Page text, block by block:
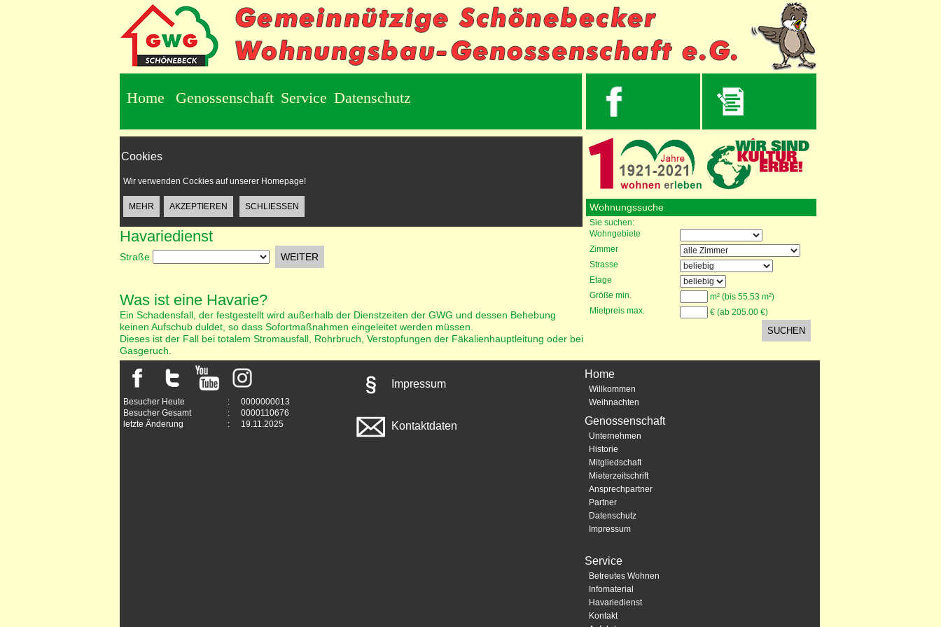
Home Genossenschaft Service Datenschutz
Cookies
Wir verwenden Cockies auf unserer Homepage!
Havariedienst
Straße
Was ist eine Havarie?
Ein Schadensfall, der festgestellt wird außerhalb der Dienstzeiten der GWG und dessen Behebung
keinen Aufschub duldet, so dass Sofortmaßnahmen eingeleitet werden müssen.
Dieses ist der Fall bei totalem Stromausfall, Rohrbruch, Verstopfungen der Fäkalienhauptleitung oder bei
Gasgeruch.
Wohnungssuche
Sie suchen:
Wohngebiete
Zimmer
Strasse
Etage
Größe min.
m² (bis 55.53 m²)
Mietpreis max.
€ (ab 205.00 €)
Besucher Heute :
0000000013
Besucher Gesamt
:
0000110676
letzte Änderung
: 19.11.2025
Impressum
Kontaktdaten
Home
Willkommen
Weihnachten
Genossenschaft
Unternehmen
Historie
Mitgliedschaft
Mieterzeitschrift
Ansprechpartner
Partner
Datenschutz
Impressum
Service
Betreutes Wohnen
Infomaterial
Havariedienst
Kontakt